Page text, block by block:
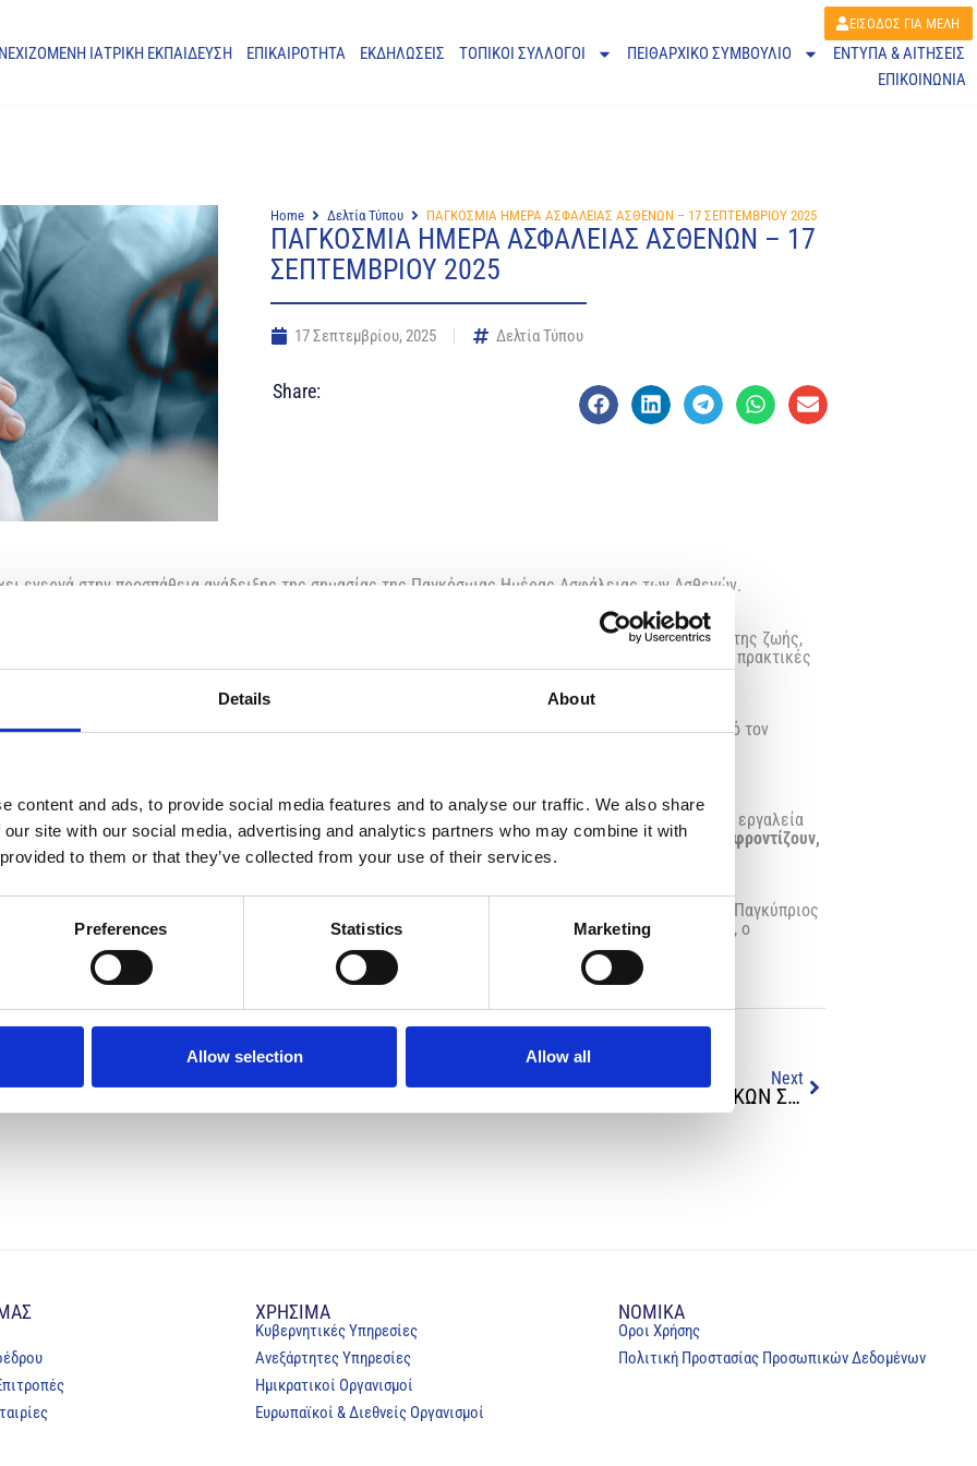
Details About
content and ads, to provide social media features and to analyse our traffic. We also share
site with our social media, advertising and analytics partners who may combine it with
to them or that they’ve collected from your use of their services.
Preferences Statistics Marketing
Allow selection Allow all
ΕΙΣΟΔΟΣ ΓΙΑ ΜΕΛΗ
ΙΑΤΡΙΚΗ ΕΚΠΑΙΔΕΥΣΗ ΕΠΙΚΑΙΡΟΤΗΤΑ ΕΚΔΗΛΩΣΕΙΣ ΤΟΠΙΚΟΙ ΣΥΛΛΟΓΟΙ ΠΕΙΘΑΡΧΙΚΌ ΣΥΜΒΟΎΛΙΟ
ΕΝΤΥΠΑ & ΑΙΤΗΣΕΙΣ
ΕΠΙΚΟΙΝΩΝΙΑ
Home Δελτία Τύπου ΠΑΓΚΟΣΜΙΑ ΗΜΕΡΑ ΑΣΦΑΛΕΙΑΣ ΑΣΘΕΝΩΝ – 17 ΣΕΠΤΕΜΒΡΙΟΥ 2025
ΠΑΓΚΟΣΜΙΑ ΗΜΕΡΑ ΑΣΦΑΛΕΙΑΣ ΑΣΘΕΝΩΝ – 17
ΣΕΠΤΕΜΒΡΙΟΥ 2025
17 Σεπτεμβρίου, 2025 Δελτία Τύπου
Share:
ενεργά στην προσπάθεια ανάδειξης της σημασίας της Παγκόσμιας Ημέρας Ασφάλειας των Ασθενών.
κάθε ιατρικής πράξης και το θεμέλιο της εμπιστοσύνης προς το σύστημα υγείας. Η προστασία της ζωής,
η υπέρτατη ευθύνη της ιατρικής κοινότητας και προϋποθέτει συνεχή εγρήγορση, τεκμηριωμένες πρακτικές
από τη συνεχιζόμενη ιατρική εκπαίδευση. Ο Παγκύπριος Ιατρικός Σύλλογος, αναγνωρίζοντας αυτό τον
της Συνεχιζόμενης Ιατρικής Εκπαίδευσης (ΣΙΕ) και τη διασύνδεσή της με την ετήσια ανανέωση της
ότι κάθε γιατρός παραμένει διαρκώς ενήμερος και επιστημονικά καταρτισμένος.
το περιβάλλον στο οποίο ασκείται η ιατρική. Απαιτεί ασφαλείς και επαρκείς υποδομές, σύγχρονα εργαλεία
υγείας.Η μέριμνα για τους ασθενείς προϋποθέτει και τη μέριμνα για εκείνους που τους φροντίζουν,
ουσιαστικά τόσο τους πολίτες όσο και τους λειτουργούς του.
ότι η ιατρική επιστήμη έχει ως υπέρτατη αποστολή την προστασία της ανθρώπινης ζωής. Ο Παγκύπριος
σε αυτή την αποστολή, με όραμα έναν τομέα υγείας όπου η ασφάλεια, η ποιότητα, η επιστημοσύνη, ο
Next
ΟΕΒ, ΠΑΣΙΝ, ΠΙΣ: ΕΠΙΤΑΚΤΙΚΗ ΑΝΑΓΚΗ Η ΚΑΛΥΨΗ ΑΝΑΓΚΩΝ ΣΕ ΝΟΣΗΛΕΥΤΙΚΟ ΚΑΙ ΜΑΙΜΕΥΤΙΚΟ ΠΡΟΣΩΠΙΚΟ
ΧΡΗΣΙΜΑ
Κυβερνητικές Υπηρεσίες
Ανεξάρτητες Υπηρεσίες
Ημικρατικοί Οργανισμοί
Ευρωπαϊκοί & Διεθνείς Οργανισμοί
NOMIKA
Oροι Χρήσης
Πολιτική Προστασίας Προσωπικών Δεδομένων